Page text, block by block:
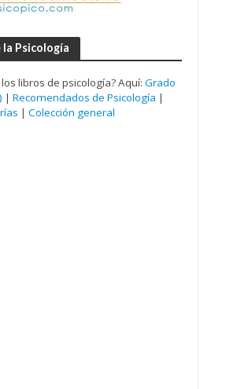
la Psicología
libros de psicología? Aquí: Grado
| Recomendados de Psicología |
| Colección general